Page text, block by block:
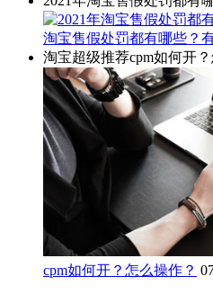
淘宝售假处罚都有哪些？
淘宝超级推荐cpm如何开
cpm如何开？怎么操作？